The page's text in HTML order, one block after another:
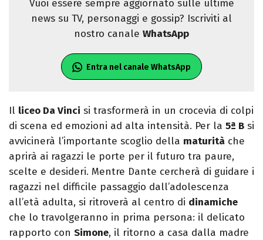
Vuoi essere sempre aggiornato sulle ultime
news su TV, personaggi e gossip? Iscriviti al
nostro canale WhatsApp
Entra nel canale WhatsApp
Il liceo Da Vinci si trasformerà in un crocevia di colpi
di scena ed emozioni ad alta intensità. Per la 5ª B si
avvicinerà l’importante scoglio della maturità che
aprirà ai ragazzi le porte per il futuro tra paure,
scelte e desideri. Mentre Dante cercherà di guidare i
ragazzi nel difficile passaggio dall’adolescenza
all’età adulta, si ritroverà al centro di dinamiche
che lo travolgeranno in prima persona: il delicato
rapporto con Simone, il ritorno a casa dalla madre